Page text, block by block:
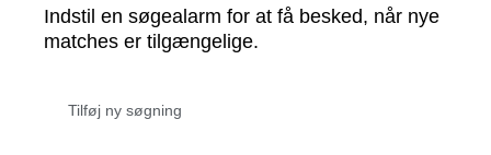
Indstil en søgealarm for at få besked, når nye
matches er tilgængelige.